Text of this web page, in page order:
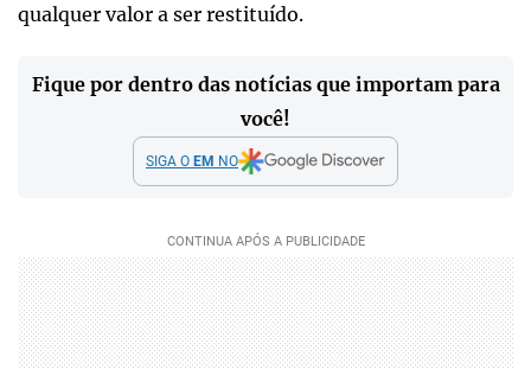
qualquer valor a ser restituído.
Fique por dentro das notícias que importam para
você!
SIGA O EM NO